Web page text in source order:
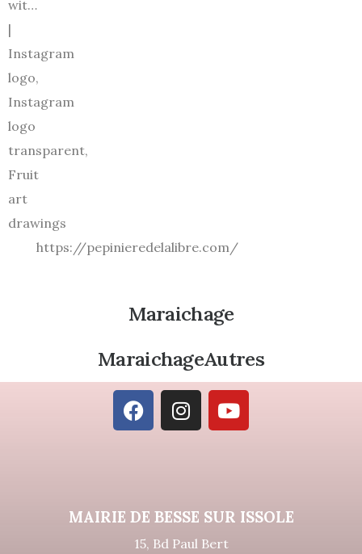
https://pepinieredelalibre.com/
Maraichage
MaraichageAutres
MAIRIE DE BESSE SUR ISSOLE
15, Bd Paul Bert